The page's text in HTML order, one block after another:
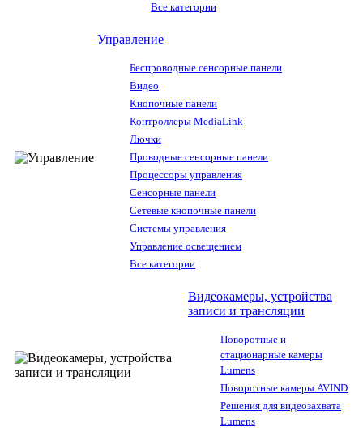
Все категории
Управление
Беспроводные сенсорные панели
Видео
Кнопочные панели
Контроллеры MediaLink
Лючки
Проводные сенсорные панели
Процессоры управления
Сенсорные панели
Сетевые кнопочные панели
Системы управления
Управление освещением
Все категории
Видеокамеры, устройства
записи и трансляции
Поворотные и
стационарные камеры
Lumens
Поворотные камеры AVIND
Решения для видеозахвата
Lumens